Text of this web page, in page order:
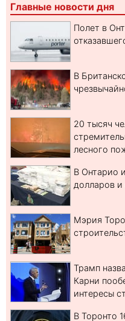
Главные новости дня
Полет в
В
20 тысяч
лесного
В Онтарио
долларов
Мэрия
Трамп
Карни
интересы
В Торонто